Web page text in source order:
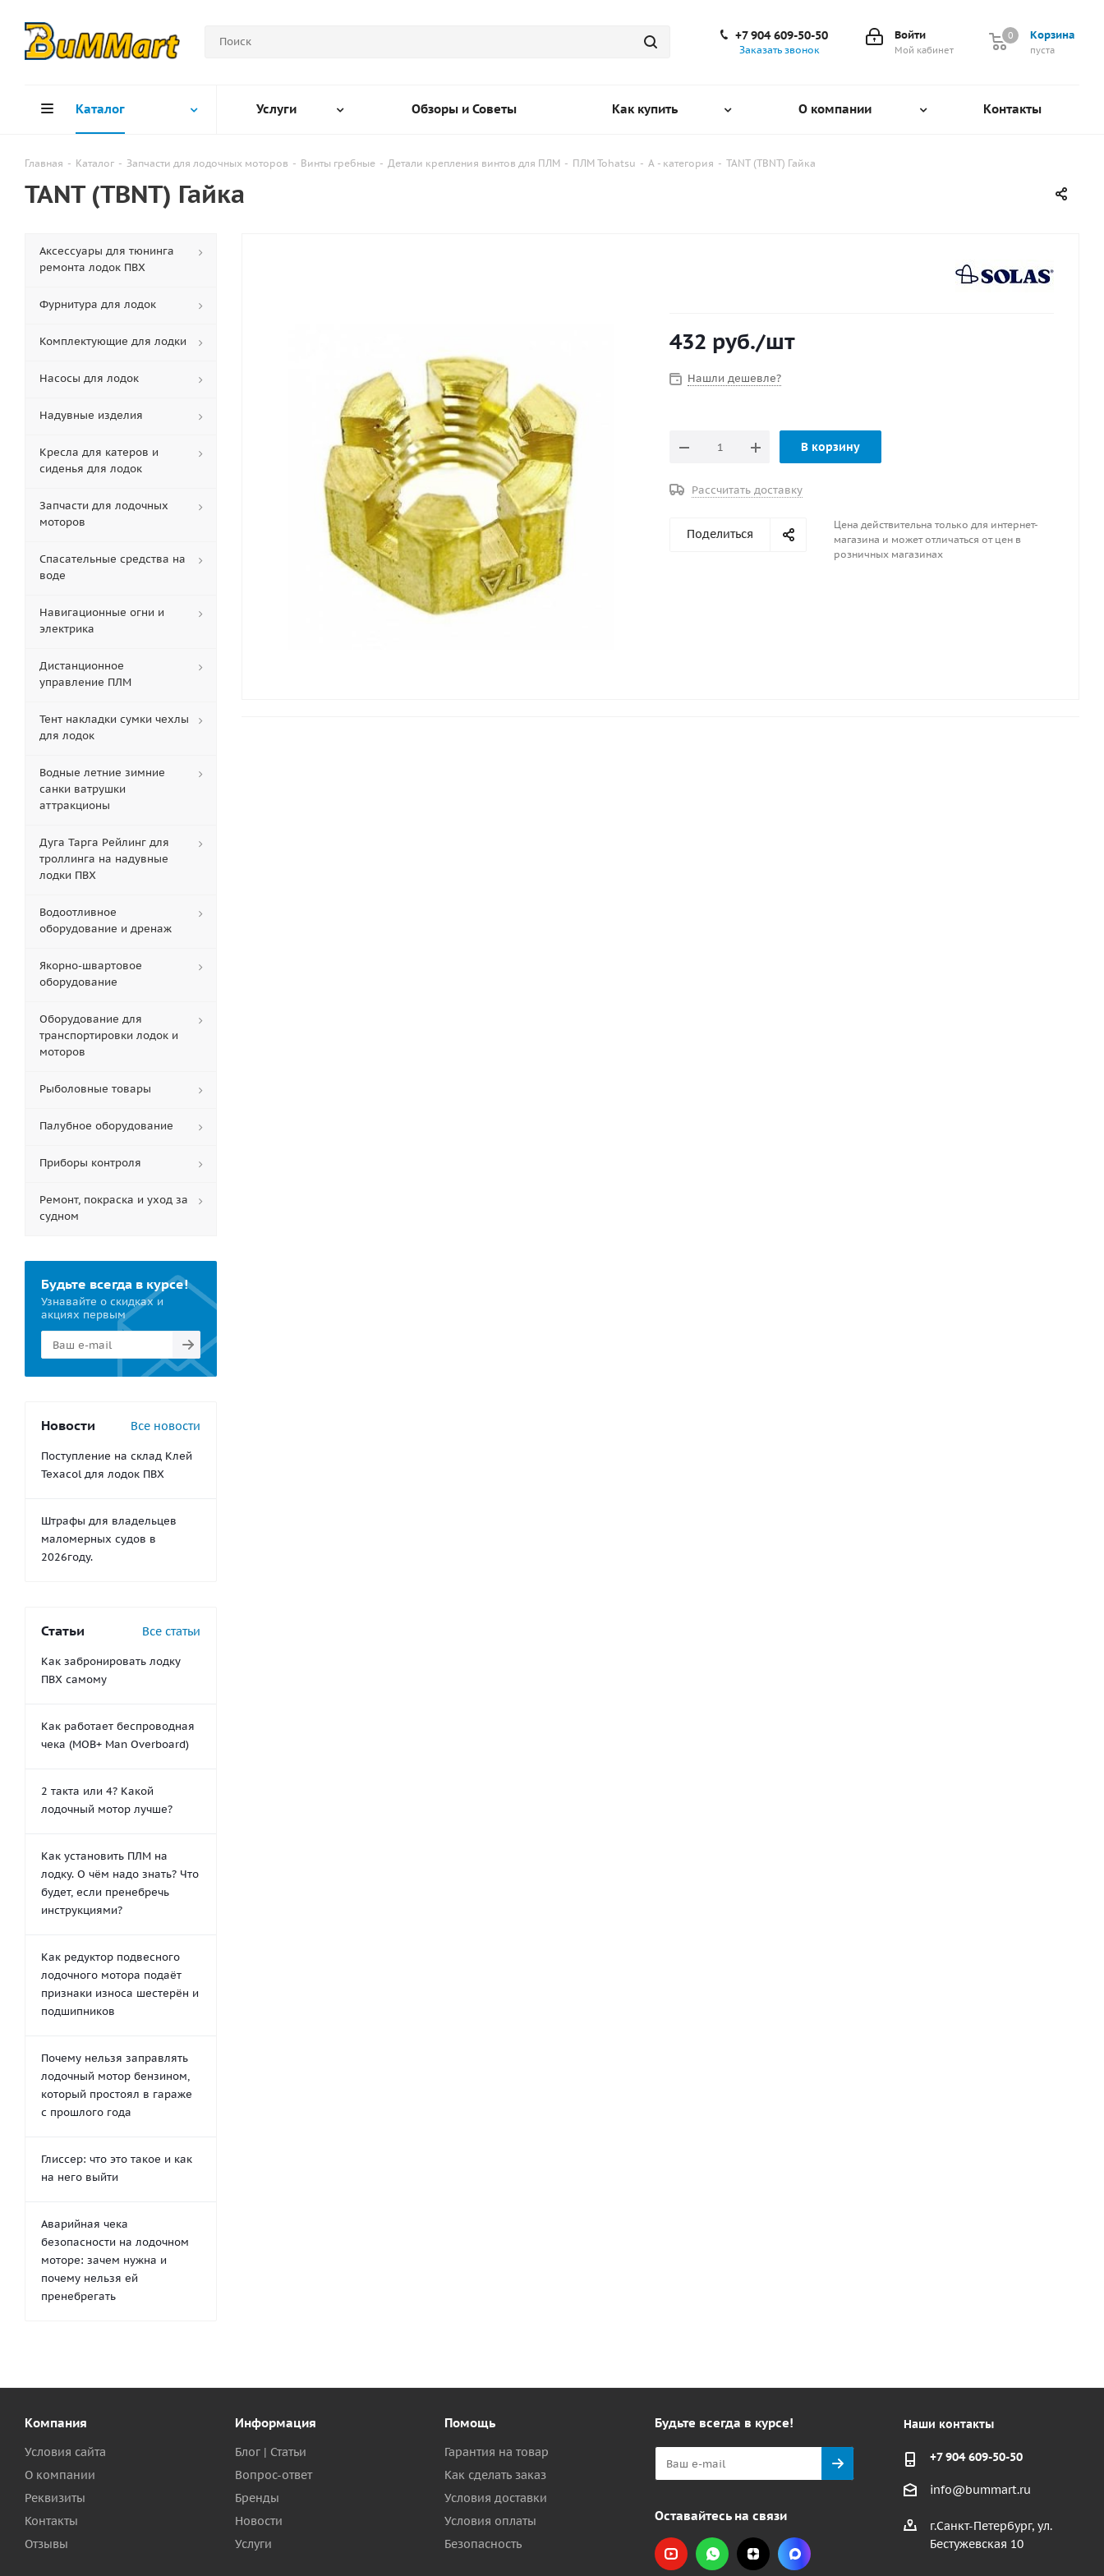
Корзина
0
пуста
0
Войти
Мой кабинет
+7 904 609-50-50
Заказать звонок
Каталог Услуги Обзоры и Советы Как купить О компании Контакты
Главная - Каталог - Запчасти для лодочных моторов - Винты гребные - Детали крепления винтов для ПЛМ - ПЛМ Tohatsu - A - категория - TANT (TBNT) Гайка
TANT (TBNT) Гайка
432 руб./шт
Нашли дешевле?
В корзину
Рассчитать доставку
Поделиться
Цена действительна только для интернет-
магазина и может отличаться от цен в
розничных магазинах
Аксессуары для тюнинга
ремонта лодок ПВХ
Фурнитура для лодок
Комплектующие для лодки
Насосы для лодок
Надувные изделия
Кресла для катеров и
сиденья для лодок
Запчасти для лодочных
моторов
Спасательные средства на
воде
Навигационные огни и
электрика
Дистанционное
управление ПЛМ
Тент накладки сумки чехлы
для лодок
Водные летние зимние
санки ватрушки
аттракционы
Дуга Тарга Рейлинг для
троллинга на надувные
лодки ПВХ
Водоотливное
оборудование и дренаж
Якорно-швартовое
оборудование
Оборудование для
транспортировки лодок и
моторов
Рыболовные товары
Палубное оборудование
Приборы контроля
Ремонт, покраска и уход за
судном
Будьте всегда в курсе!
Узнавайте о скидках и
акциях первым
Новости Все новости
Поступление на склад Клей
Texacol для лодок ПВХ
Штрафы для владельцев
маломерных судов в
2026году.
Статьи Все статьи
Как забронировать лодку
ПВХ самому
Как работает беспроводная
чека (MOB+ Man Overboard)
2 такта или 4? Какой
лодочный мотор лучше?
Как установить ПЛМ на
лодку. О чём надо знать? Что
будет, если пренебречь
инструкциями?
Как редуктор подвесного
лодочного мотора подаёт
признаки износа шестерён и
подшипников
Почему нельзя заправлять
лодочный мотор бензином,
который простоял в гараже
с прошлого года
Глиссер: что это такое и как
на него выйти
Аварийная чека
безопасности на лодочном
моторе: зачем нужна и
почему нельзя ей
пренебрегать
Компания
Условия сайта
О компании
Реквизиты
Контакты
Отзывы
Информация
Блог | Статьи
Вопрос-ответ
Бренды
Новости
Услуги
Помощь
Гарантия на товар
Как сделать заказ
Условия доставки
Условия оплаты
Безопасность
Будьте всегда в курсе!
Оставайтесь на связи
Наши контакты
+7 904 609-50-50
info@bummart.ru
г.Санкт-Петербург, ул.
Бестужевская 10